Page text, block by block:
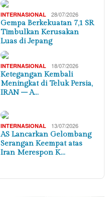
INTERNASIONAL 28/07/2026
Gempa Berkekuatan 7,1 SR
Timbulkan Kerusakan
Luas di Jepang
INTERNASIONAL 18/07/2026
Ketegangan Kembali
Meningkat di Teluk Persia,
IRAN – A…
INTERNASIONAL 13/07/2026
AS Lancarkan Gelombang
Serangan Keempat atas
Iran Merespon K…